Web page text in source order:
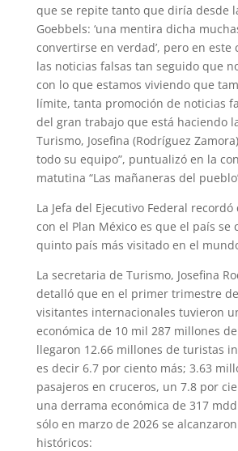
que se repite tanto que diría desde
Goebbels: ‘una mentira dicha
convertirse en verdad’, pero en este
las noticias falsas tan seguido que
con lo que estamos viviendo que
límite, tanta promoción de noticias
del gran trabajo que está haciendo
Turismo, Josefina (Rodríguez
todo su equipo”, puntualizó en la
matutina “Las mañaneras del
La Jefa del Ejecutivo Federal
con el Plan México es que el país se
quinto país más visitado en el
La secretaria de Turismo, Josefina
detalló que en el primer trimestre
visitantes internacionales tuvieron
económica de 10 mil 287 millones
llegaron 12.66 millones de turistas
es decir 6.7 por ciento más; 3.63
pasajeros en cruceros, un 7.8 por
una derrama económica de 317
sólo en marzo de 2026 se
históricos: